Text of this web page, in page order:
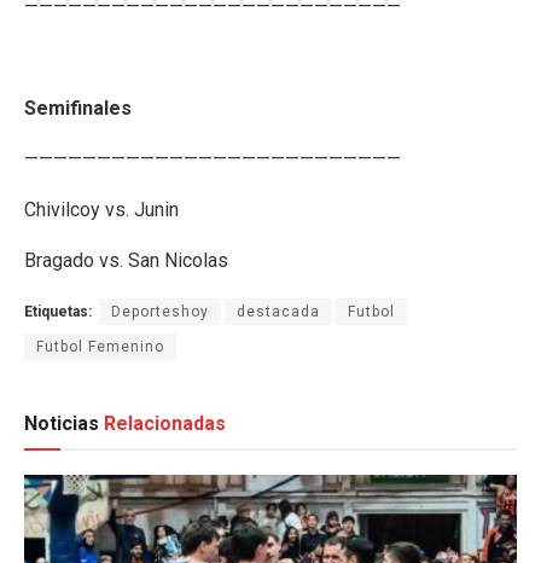
——————————————————————————
Semifinales
——————————————————————————
Chivilcoy vs. Junin
Bragado vs. San Nicolas
Etiquetas: Deporteshoy destacada Futbol
Futbol Femenino
Noticias Relacionadas